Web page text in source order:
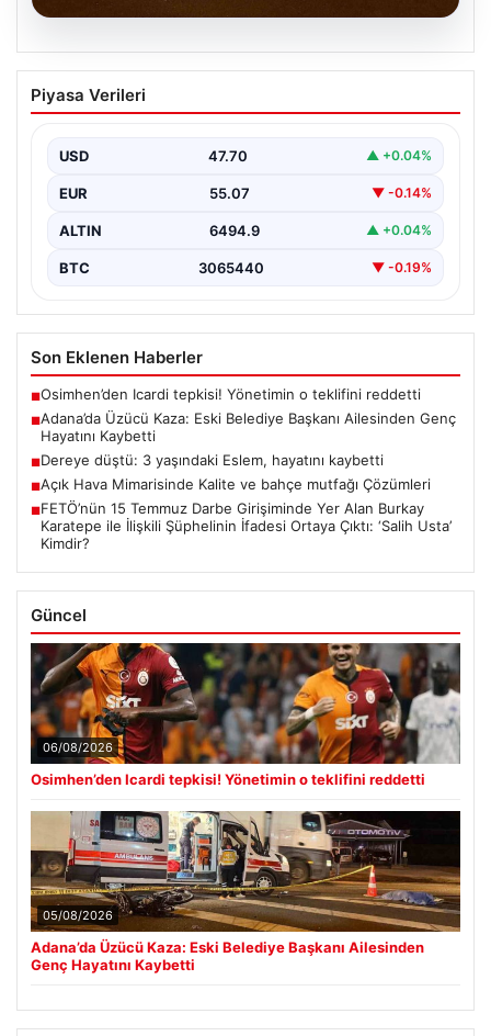
Adana’da Üzücü Kaza: Eski Belediye
Başkanı Ailesinden Genç Hayatını
Adana’nın Pozantı ilçesinde meydana gelen korkutucu
Olayda,…
Piyasa Verileri
USD 47.70 ▲ +0.04%
EUR 55.07 ▼ -0.14%
ALTIN 6494.9 ▲ +0.04%
BTC 3065440 ▼ -0.19%
Son Eklenen Haberler
■Osimhen’den Icardi tepkisi! Yönetimin o teklifini reddetti
■Adana’da Üzücü Kaza: Eski Belediye Başkanı Ailesinden Genç
Hayatını Kaybetti
■Dereye düştü: 3 yaşındaki Eslem, hayatını kaybetti
■Açık Hava Mimarisinde Kalite ve bahçe mutfağı Çözümleri
■FETÖ’nün 15 Temmuz Darbe Girişiminde Yer Alan Burkay
Karatepe ile İlişkili Şüphelinin İfadesi Ortaya Çıktı: ‘Salih Usta’
Kimdir?
Güncel
06/08/2026
Osimhen’den Icardi tepkisi! Yönetimin o teklifini reddetti
05/08/2026
Adana’da Üzücü Kaza: Eski Belediye Başkanı Ailesinden
Genç Hayatını Kaybetti